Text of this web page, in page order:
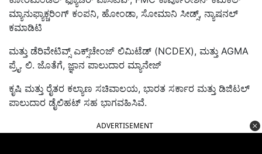
ಮ್ಯಾನುಫ್ಯಾಕ್ಚರಿಂಗ್ ಕಂಪನಿ, ಹೋಂಡಾ, ಸೋಮಾನಿ ಸೀಡ್ಸ್, ನ್ಯಾಷನಲ್
ಕಮಾಡಿಟಿ
ಮತ್ತು ಡೆರಿವೇಟಿವ್ಸ್ ಎಕ್ಸ್‌ಚೇಂಜ್ ಲಿಮಿಟೆಡ್ (NCDEX), ಮತ್ತು AGMA
ಪ್ರೈ. ಲಿ. ಜೊತೆಗೆ, ಜ್ಞಾನ ಪಾಲುದಾರ ಮ್ಯಾನೇಜ್
ಕೃಷಿ ಮತ್ತು ರೈತರ ಕಲ್ಯಾಣ ಸಚಿವಾಲಯ, ಭಾರತ ಸರ್ಕಾರ ಮತ್ತು ಡಿಜಿಟಲ್
ಪಾಲುದಾರ ಡೈಲಿಹಟ್ ಸಹ ಭಾಗವಹಿಸಿವೆ.
ADVERTISEMENT